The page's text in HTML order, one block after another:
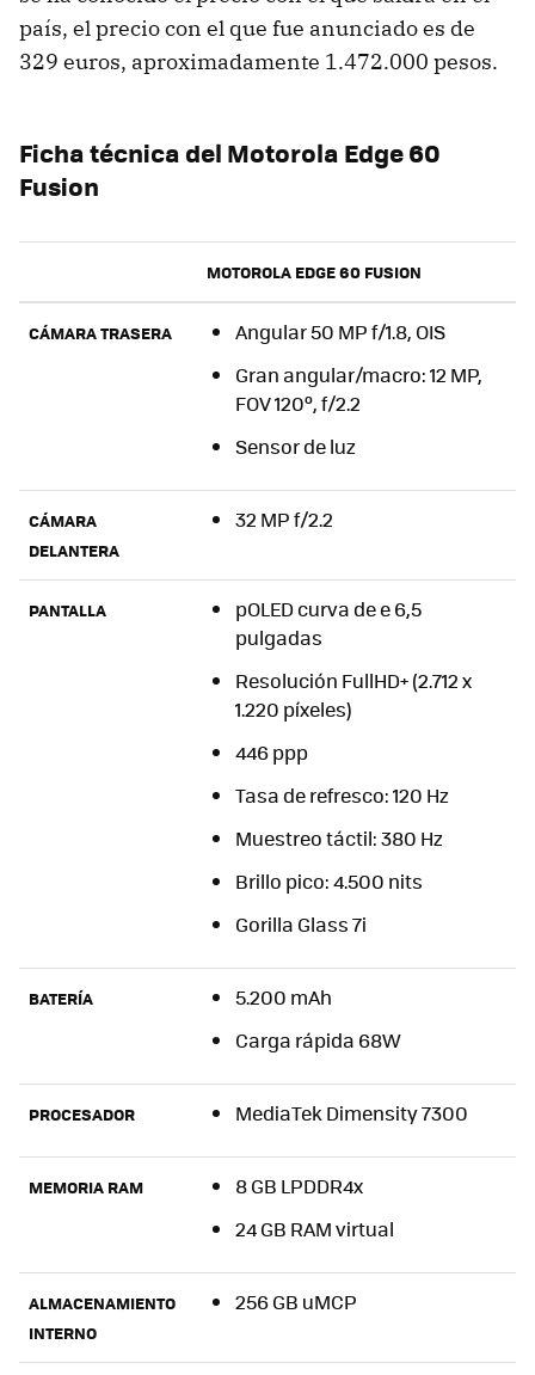
país, el precio con el que fue anunciado es de
329 euros, aproximadamente 1.472.000 pesos.
Ficha técnica del Motorola Edge 60
Fusion
MOTOROLA EDGE 60 FUSION
CÁMARA TRASERA
Angular 50 MP f/1.8, OIS
Gran angular/macro: 12 MP,
FOV 120º, f/2.2
Sensor de luz
CÁMARA
DELANTERA
32 MP f/2.2
PANTALLA
pOLED curva de e 6,5
pulgadas
Resolución FullHD+ (2.712 x
1.220 píxeles)
446 ppp
Tasa de refresco: 120 Hz
Muestreo táctil: 380 Hz
Brillo pico: 4.500 nits
Gorilla Glass 7i
BATERÍA
5.200 mAh
Carga rápida 68W
PROCESADOR MediaTek Dimensity 7300
MEMORIA RAM
8 GB LPDDR4x
24 GB RAM virtual
ALMACENAMIENTO
INTERNO
256 GB uMCP